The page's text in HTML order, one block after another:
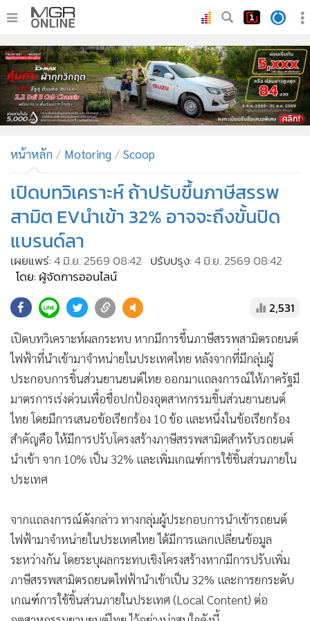
• หน้าหลัก
• ทันเหตุการณ์
• ภาคใต้
• ภูมิภาค
• บันเทิง
ผู้จัดการรายวัน
• คอลัมนิสต์
• ละคร
• CbizReview
• Cyber BIZ
• Good health & Well-being
• Green Innovation & SD
• Management & HR
• MGR Live
• Infographic
• การเมือง
• ท่องเที่ยว
• กีฬา
• ต่างประเทศ
• เศรษฐกิจ-ธุรกิจ
• จีน
• ชุมชน-คุณภาพชีวิต
อาชญากรรม
หน้าหลัก Motoring Scoop
เปิดบทวิเคราะห์ ถ้าปรับขึ้นภาษีสรรพ
สามิต EVนำเข้า 32% อาจจะถึงขั้นปิด
แบรนด์ลา
เผยแพร่:4 มิ.ย. 2569 08:42 ปรับปรุง:4 มิ.ย. 2569 08:42
โดย: ผู้จัดการออนไลน์
2,531
เปิดบทวิเคราะห์ผลกระทบ หากมีการขึ้นภาษีสรรพสามิตรถยนต์
ไฟฟ้าที่นำเข้ามาจำหน่ายในประเทศไทย หลังจากที่มีกลุ่มผู้
ประกอบการชิ้นส่วนยานยนต์ไทย ออกมาแถลงการณ์ให้ภาครัฐมี
มาตรการเร่งด่วนเพื่อชื่อปกป้องอุตสาหกรรมชิ้นส่วนยานยนต์
ไทย โดยมีการเสนอข้อเรียกร้อง 10 ข้อ และหนึ่งในข้อเรียกร้อง
สำคัญคือ ให้มีการปรับโครงสร้างภาษีสรรพสามิตสำหรับรถยนต์
นำเข้า จาก 10% เป็น 32% และเพิ่มเกณฑ์การใช้ชิ้นส่วนภายใน
ประเทศ
จากแถลงการณ์ดังกล่าว ทางกลุ่มผู้ประกอบการนำเข้ารถยนต์
ไฟฟ้ามาจำหน่ายในประเทศไทย ได้มีการแลกเปลี่ยนข้อมูล
ระหว่างกัน โดยระบุผลกระทบเชิงโครงสร้างหากมีการปรับเพิ่ม
ภาษีสรรพสามิตรถยนตไฟฟ้านำเข้าเป็น 32% และการยกระดับ
เกณฑ์การใช้ชิ้นส่วนภายในประเทศ (Local Content) ต่อ